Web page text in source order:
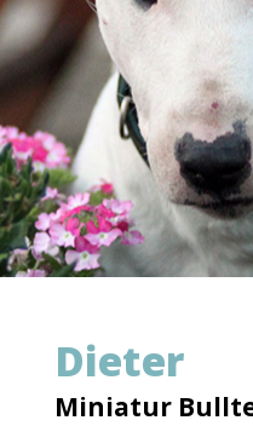
Dieter
Miniatur